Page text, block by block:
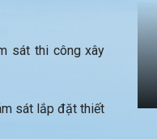
sát thi công xây
sát lắp đặt thiết